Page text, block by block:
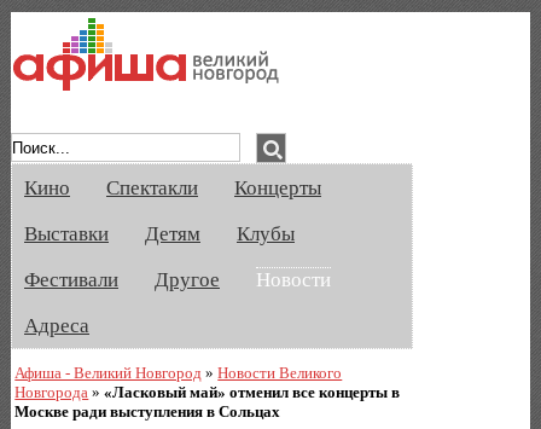
Кино Спектакли
Концерты
Выставки
Детям
Клубы
Фестивали
Другое
Новости
Адреса
Афиша - Великий Новгород »Новости Великого
Новгорода »«Ласковый май» отменил все концерты в
Москве ради выступления в Сольцах